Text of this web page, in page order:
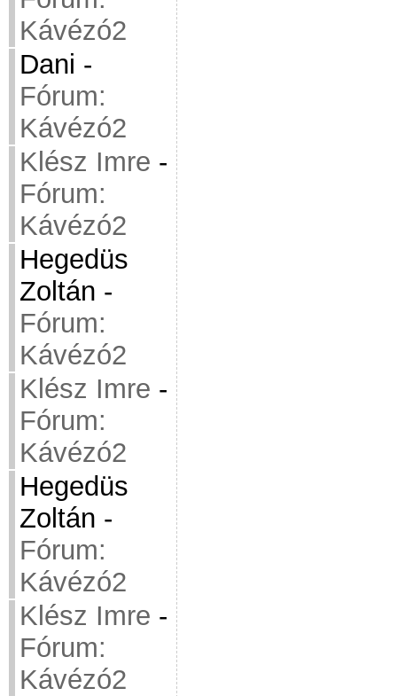
Kávézó2
Dani -
Fórum:
Kávézó2
Klész Imre -
Fórum:
Kávézó2
Hegedüs
Zoltán -
Fórum:
Kávézó2
Klész Imre -
Fórum:
Kávézó2
Hegedüs
Zoltán -
Fórum:
Kávézó2
Klész Imre -
Fórum:
Kávézó2